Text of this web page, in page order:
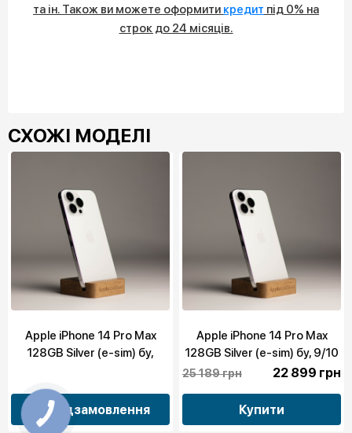
та ін. Також ви можете оформити кредит під 0% на
строк до 24 місяців.
СХОЖІ МОДЕЛІ
Apple iPhone 14 Pro Max
128GB Silver (e-sim) бу,
Передзамовлення
Apple iPhone 14 Pro Max
128GB Silver (e-sim) бу, 9/10
25 189 грн 22 899 грн
Купити